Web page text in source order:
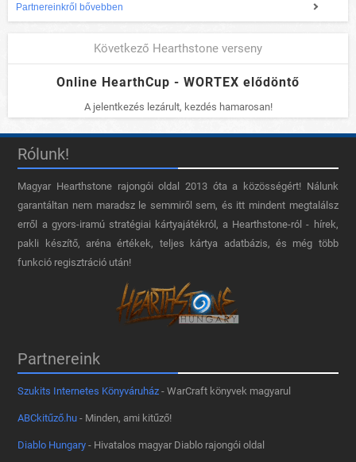
Partnereinkről bővebben
Következő Hearthstone verseny
Online HearthCup - WORTEX elődöntő
A jelentkezés lezárult, kezdés hamarosan!
Rólunk!
Magyar Hearthstone​ rajongói oldal 2013 óta a közösségért! Nálunk
garantáltan nem maradsz le semmiről sem, és itt mindent megtalálsz
erről a gyors-iramú stratégiai kártyajátékról, a Hearthstone-ról - hírek,
pakli készítő, aréna értékek, teljes kártya adatbázis, és még több
funkció regisztráció után!
Partnereink
Szukits Internetes Könyváruház - WarCraft könyvek magyarul
ABCkitűző.hu - Minden, ami kitűző!
Diablo Hungary - Hivatalos magyar Diablo rajongói oldal